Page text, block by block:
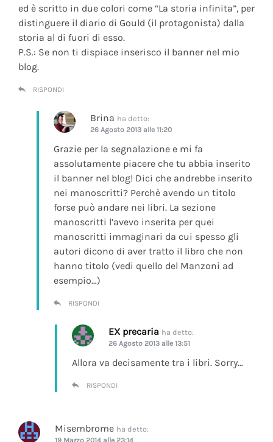
ed è scritto in due colori come “La storia infinita”, per
distinguere il diario di Gould (il protagonista) dalla
storia al di fuori di esso.
P.S.: Se non ti dispiace inserisco il banner nel mio
blog.
RISPONDI
Brina ha detto:
26 Agosto 2013 alle 11:20
Grazie per la segnalazione e mi fa
assolutamente piacere che tu abbia inserito
il banner nel blog! Dici che andrebbe inserito
nei manoscritti? Perchè avendo un titolo
forse può andare nei libri. La sezione
manoscritti l’avevo inserita per quei
manoscritti immaginari da cui spesso gli
autori dicono di aver tratto il libro che non
hanno titolo (vedi quello del Manzoni ad
esempio…)
RISPONDI
EX precaria ha detto:
26 Agosto 2013 alle 13:51
Allora va decisamente tra i libri. Sorry…
RISPONDI
Misembrome ha detto:
19 Marzo 2014 alle 23:14